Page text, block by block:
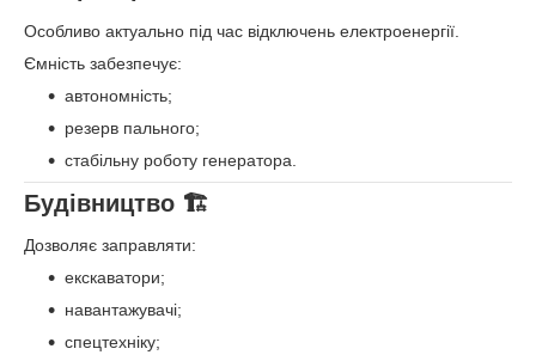
Особливо актуально під час відключень електроенергії.
Ємність забезпечує:
автономність;
резерв пального;
стабільну роботу генератора.
Будівництво 🏗️
Дозволяє заправляти:
екскаватори;
навантажувачі;
спецтехніку;